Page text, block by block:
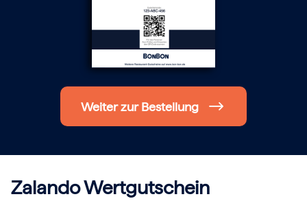
Frohe Weihnachten
Regionale Gutscheine
Berlin
Hamburg
Frankfurt
Köln
Düsseldorf
Stuttgart
Einlösbar für alle 10.000 Partner und 3 Jahre gültig
Das ideale Geschenk für alle Anlässe
Weiter zur Bestellung
Zalando Wertgutschein